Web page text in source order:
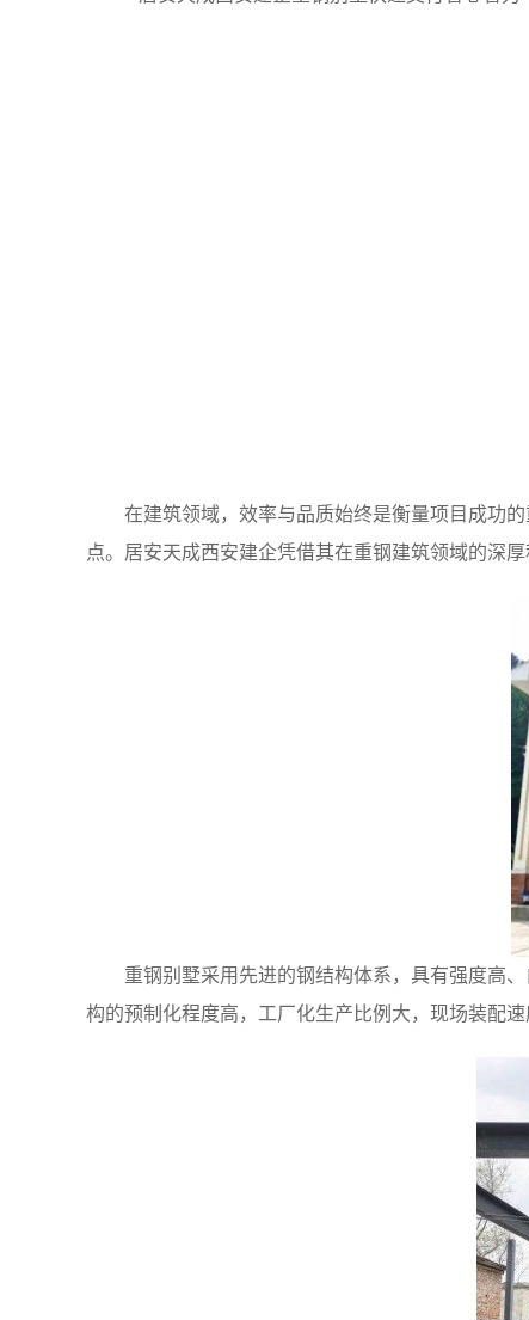
在建筑领域，效率与品质始终是衡量项目成功
点。居安天成西安建企凭借其在重钢建筑领域的深
重钢别墅采用先进的钢结构体系，具有强度高
构的预制化程度高，工厂化生产比例大，现场装配